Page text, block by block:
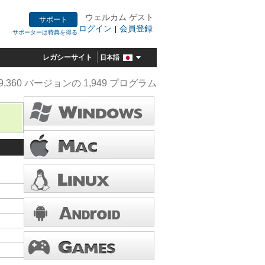
サポート
サポーターは特典を得る
ウェルカム ゲスト
ログイン | 会員登録
レガシーサイト 日本語
バージョンの 1,949 プログラム